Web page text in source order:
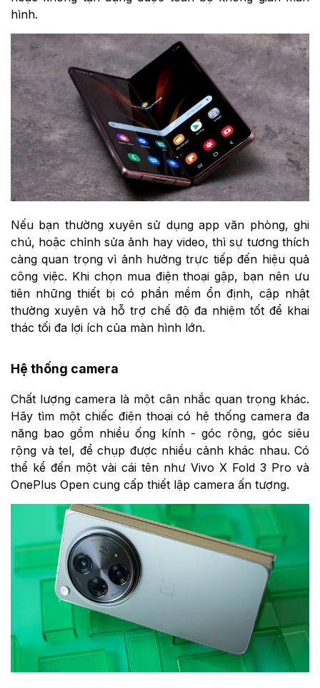
hình.
Nếu bạn thường xuyên sử dụng app văn phòng, ghi
chú, hoặc chỉnh sửa ảnh hay video, thì sự tương thích
càng quan trọng vì ảnh hưởng trực tiếp đến hiệu quả
công việc. Khi chọn mua điện thoại gập, bạn nên ưu
tiên những thiết bị có phần mềm ổn định, cập nhật
thường xuyên và hỗ trợ chế độ đa nhiệm tốt để khai
thác tối đa lợi ích của màn hình lớn.
Hệ thống camera
Chất lượng camera là một cân nhắc quan trọng khác.
Hãy tìm một chiếc điện thoại có hệ thống camera đa
năng bao gồm nhiều ống kính - góc rộng, góc siêu
rộng và tel, để chụp được nhiều cảnh khác nhau. Có
thể kể đến một vài cái tên như Vivo X Fold 3 Pro và
OnePlus Open cung cấp thiết lập camera ấn tượng.